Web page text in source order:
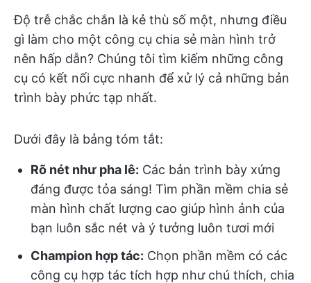
Độ trễ chắc chắn là kẻ thù số một, nhưng điều
gì làm cho một công cụ chia sẻ màn hình trở
nên hấp dẫn? Chúng tôi tìm kiếm những công
cụ có kết nối cực nhanh để xử lý cả những bản
trình bày phức tạp nhất.
Dưới đây là bảng tóm tắt:
Rõ nét như pha lê: Các bản trình bày xứng
đáng được tỏa sáng! Tìm phần mềm chia sẻ
màn hình chất lượng cao giúp hình ảnh của
bạn luôn sắc nét và ý tưởng luôn tươi mới
Champion hợp tác: Chọn phần mềm có các
công cụ hợp tác tích hợp như chú thích, chia